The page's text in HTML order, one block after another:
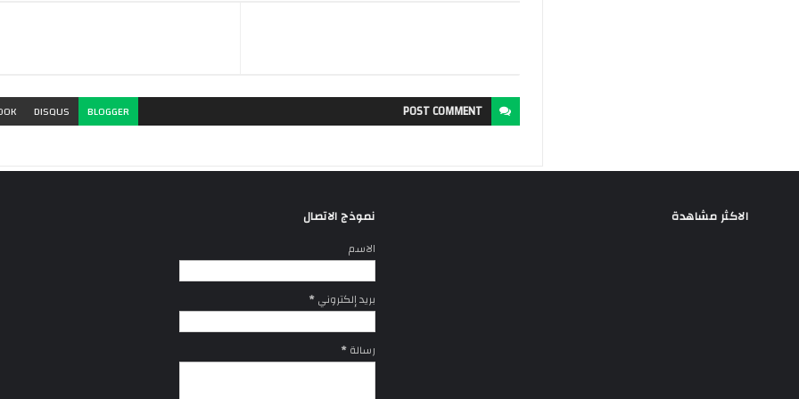
POSTCOMMENT
BLOGGER
DISQUS
الاكثر مشاهدة نموذج الاتصال
الاسم
بريد إلكتروني*
رسالة*